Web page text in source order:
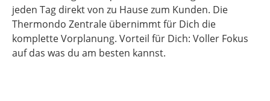
jeden Tag direkt von zu Hause zum Kunden. Die
Thermondo Zentrale übernimmt für Dich die
komplette Vorplanung. Vorteil für Dich: Voller Fokus
auf das was du am besten kannst.